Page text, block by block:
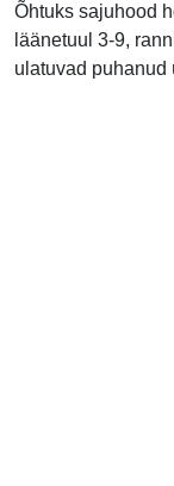
Õhtuks sajuhood
läänetuul 3-9,
ulatuvad puhanud